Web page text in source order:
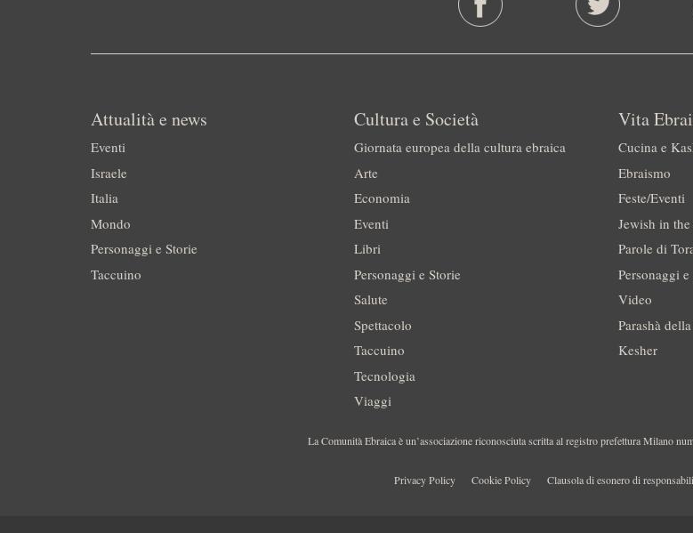
Attualità e news
Eventi
Israele
Italia
Mondo
Personaggi e Storie
Taccuino
Cultura e Società
Giornata europea della cultura ebraica
Arte
Economia
Eventi
Libri
Personaggi e Storie
Salute
Spettacolo
Taccuino
Tecnologia
Viaggi
Vita
Cucina e
Ebraismo
Feste/Eventi
Jewish in
Parole di
Personaggi e
Video
Parashà
Kesher
La Comunità Ebraica è un’associazione riconosciuta scritta al registro prefettura Milano
Privacy Policy Cookie Policy Clausola di esonero di